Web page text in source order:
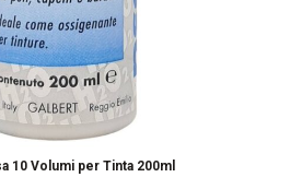
10 Volumi per Tinta 200ml